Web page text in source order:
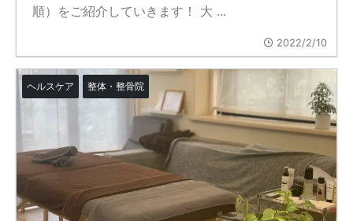
順）をご紹介していきます！ 大 ...
2022/2/10
ヘルスケア 整体・整骨院